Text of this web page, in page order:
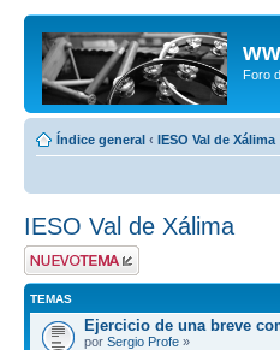
Foro
Índice general ‹ IESO Val de Xálima
IESO Val de Xálima
Publicar un nuevo
tema
TEMAS
Ejercicio de una breve
por Sergio Profe »